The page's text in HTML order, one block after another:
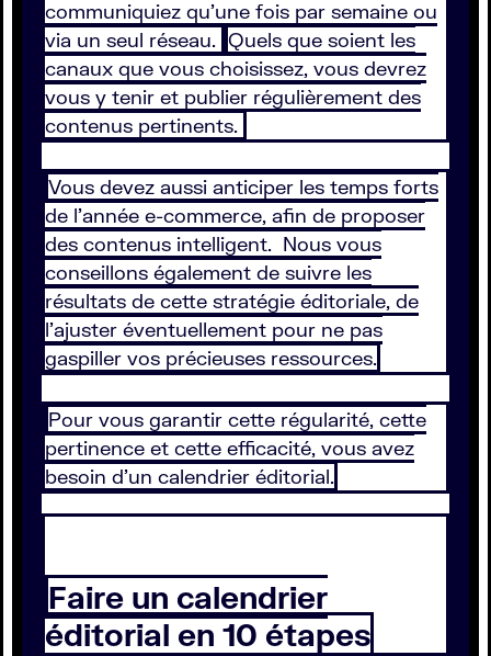
communiquiez qu’une fois par semaine ou
via un seul réseau. Quels que soient les
canaux que vous choisissez, vous devrez
vous y tenir et publier régulièrement des
contenus pertinents.
Vous devez aussi anticiper les temps forts
de l’année e-commerce, afin de proposer
des contenus intelligent. Nous vous
conseillons également de suivre les
résultats de cette stratégie éditoriale, de
l'ajuster éventuellement pour ne pas
gaspiller vos précieuses ressources.
Pour vous garantir cette régularité, cette
pertinence et cette efficacité, vous avez
besoin d’un calendrier éditorial.
Faire un calendrier
éditorial en 10 étapes